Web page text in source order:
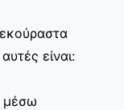
είναι:
μέσω